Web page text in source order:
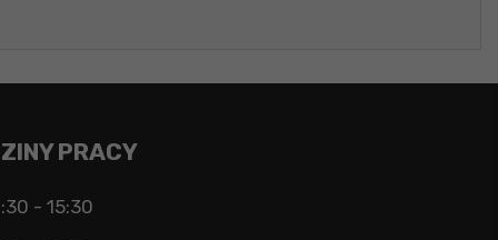
PRACY
- 15:30